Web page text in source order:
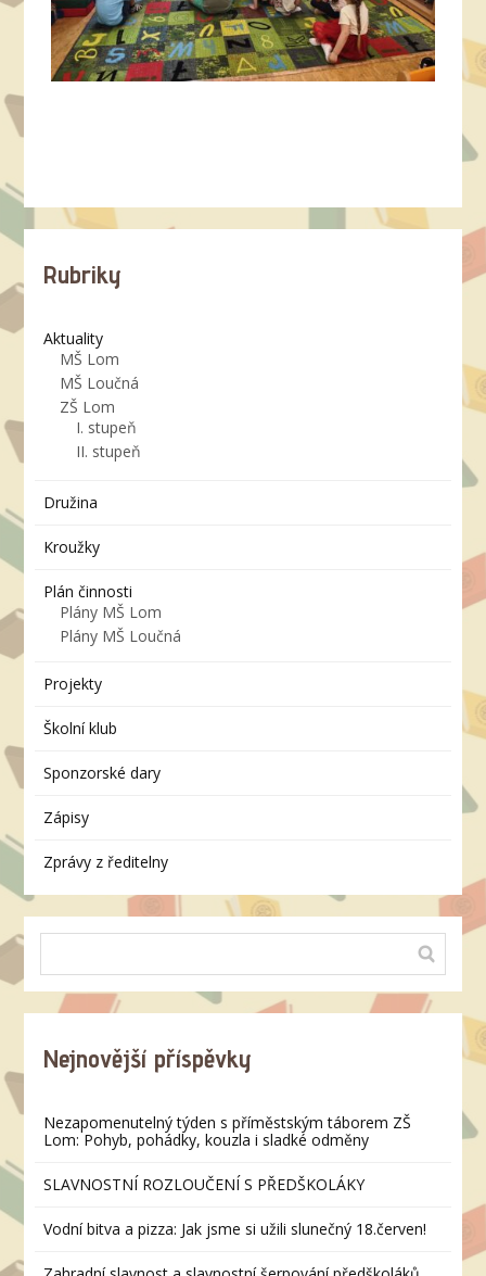
Rubriky
Aktuality
MŠ Lom
MŠ Loučná
ZŠ Lom
I. stupeň
II. stupeň
Družina
Kroužky
Plán činnosti
Plány MŠ Lom
Plány MŠ Loučná
Projekty
Školní klub
Sponzorské dary
Zápisy
Zprávy z ředitelny
Nejnovější příspěvky
Nezapomenutelný týden s příměstským táborem ZŠ
Lom: Pohyb, pohádky, kouzla i sladké odměny
SLAVNOSTNÍ ROZLOUČENÍ S PŘEDŠKOLÁKY
Vodní bitva a pizza: Jak jsme si užili slunečný 18.červen!